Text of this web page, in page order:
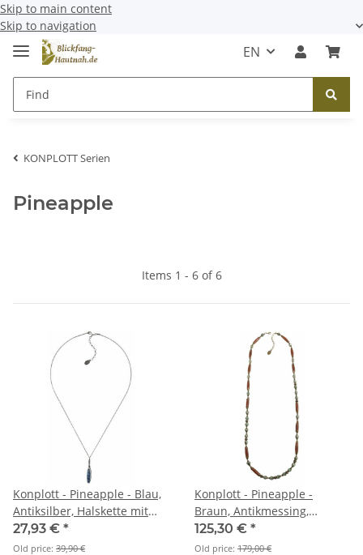
Skip to main content
Skip to navigation
EN
KONPLOTT Serien
Pineapple
Items 1 - 6 of 6
Konplott - Pineapple - Blau,
Antiksilber, Halskette mit
Anhänger
27,93 € *
Old price: 39,90 €
Konplott - Pineapple -
Braun, Antikmessing,
Halskette
125,30 € *
Old price: 179,00 €